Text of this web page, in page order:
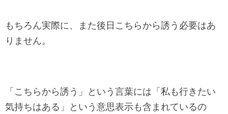
もちろん実際に、また後日こちらから誘う必要はあ
りません。
「こちらから誘う」という言葉には「私も行きたい
気持ちはある」という意思表示も含まれているの